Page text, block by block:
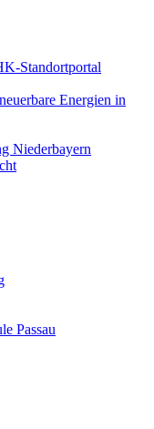
Standortportal
Energien in
Niederbayern
Passau